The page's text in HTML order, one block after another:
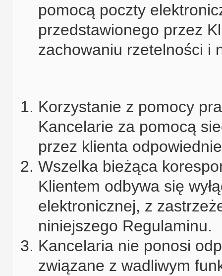
pomocą poczty
przedstawionego przez
zachowaniu rzetelności i
Korzystanie z pomocy
Kancelarie za pomocą
przez klienta
Wszelka bieżąca
Klientem odbywa się
elektronicznej, z
niniejszego Regulaminu.
Kancelaria nie ponosi
związane z wadliwym